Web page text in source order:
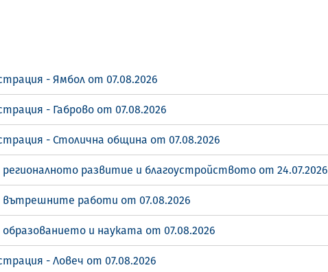
- Ямбол от 07.08.2026
- Габрово от 07.08.2026
- Столична община от 07.08.2026
развитие и благоустройството от 24.07.2026
вътрешните работи от 07.08.2026
и науката от 07.08.2026
- Ловеч от 07.08.2026